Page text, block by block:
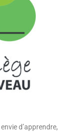
d’apprendre,